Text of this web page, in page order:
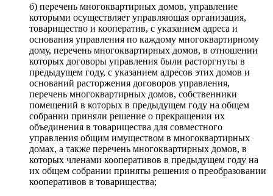
б) перечень многоквартирных домов, управление
которыми осуществляет управляющая организация,
товарищество и кооператив, с указанием адреса и
основания управления по каждому многоквартирному
дому, перечень многоквартирных домов, в отношении
которых договоры управления были расторгнуты в
предыдущем году, с указанием адресов этих домов и
оснований расторжения договоров управления,
перечень многоквартирных домов, собственники
помещений в которых в предыдущем году на общем
собрании приняли решение о прекращении их
объединения в товарищества для совместного
управления общим имуществом в многоквартирных
домах, а также перечень многоквартирных домов, в
которых членами кооперативов в предыдущем году на
их общем собрании приняты решения о преобразовании
кооперативов в товарищества;